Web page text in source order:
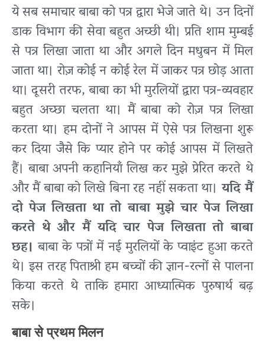
ये सब समाचार बाबा को पत्र द्वारा भेजे जाते थे। उन दिनों
डाक विभाग की सेवा बहुत अच्छी थी। प्रति शाम मुम्बई
से पत्र लिखा जाता था और अगले दिन मधुबन में मिल
जाता था। रोज़ कोई न कोई रेल में जाकर पत्र छोड़ आता
था। दूसरी तरफ, बाबा का भी मुरलियों द्वारा पत्र-व्यवहार
बहुत अच्छा चलता था। मैं बाबा को रोज़ पत्र लिखा
करता था। हम दोनों ने आपस में ऐसे पत्र लिखना शुरू
कर दिया जैसे कि प्यार होने पर कोई आपस में लिखते
हैं। बाबा अपनी कहानियाँ लिख कर मुझे प्रेरित करते थे
और मैं बाबा को लिखे बिना रह नहीं सकता था। यदि मैं
दो पेज लिखता था तो बाबा मुझे चार पेज लिखा
करते थे और मैं यदि चार पेज लिखता तो बाबा
छह। बाबा के पत्रों में नई मुरलियों के प्वाइंट हुआ करते
थे। इस तरह पिताश्री हम बच्चों की ज्ञान-रत्नों से पालना
किया करते थे ताकि हमारा आध्यात्मिक पुरुषार्थ बढ़
सके।
बाबा से प्रथम मिलन